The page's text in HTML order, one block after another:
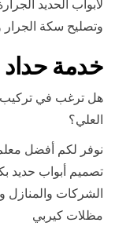
لأبواب الحديد
وتصليح سكة
خدمة حداد
هل ترغب في تركيب
العلي؟
نوفر لكم أفضل
تصميم أبواب حديد
الشركات والمنازل
مظلات كيربي